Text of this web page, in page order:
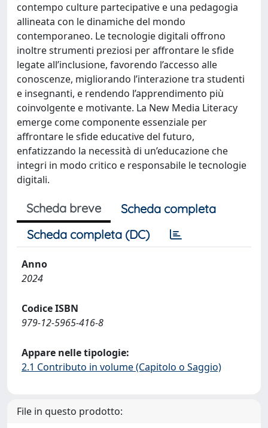
contempo culture partecipative e una pedagogia
allineata con le dinamiche del mondo
contemporaneo. Le tecnologie digitali offrono
inoltre strumenti preziosi per affrontare le sfide
legate all’inclusione, favorendo l’accesso alle
conoscenze, migliorando l’interazione tra studenti
e insegnanti, e rendendo l’apprendimento più
coinvolgente e motivante. La New Media Literacy
emerge come componente essenziale per
affrontare le sfide educative del futuro,
enfatizzando la necessità di un’educazione che
integri in modo critico e responsabile le tecnologie
digitali.
Scheda breve
Scheda completa
Scheda completa (DC)
Anno
2024
Codice ISBN
979-12-5965-416-8
Appare nelle tipologie:
2.1 Contributo in volume (Capitolo o Saggio)
File in questo prodotto: